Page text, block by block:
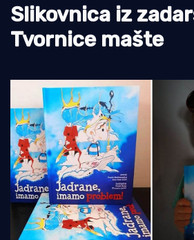
Ekologija
Tradicija i kultura
Slikovnica iz
Tvornice mašte